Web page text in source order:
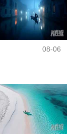
08-06